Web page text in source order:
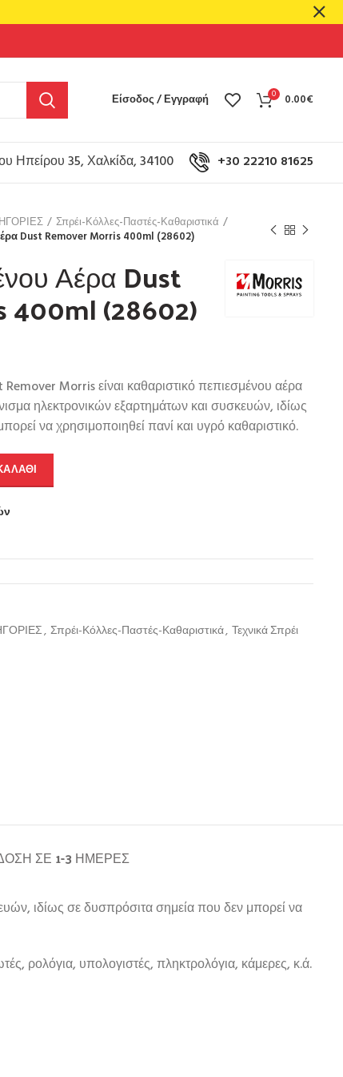
Είσοδος / Εγγραφή 0 0.00€
Ηπείρου 35, Χαλκίδα, 34100 +30 22210 81625
Σπρέι-Κόλλες-Παστές-Καθαριστικά
Dust Remover Morris 400ml (28602)
Αέρα Dust
400ml (28602)
Morris είναι καθαριστικό πεπιεσμένου αέρα
ηλεκτρονικών εξαρτημάτων και συσκευών, ιδίως
να χρησιμοποιηθεί πανί και υγρό καθαριστικό.
, Σπρέι-Κόλλες-Παστές-Καθαριστικά, Τεχνικά Σπρέι
ΣΕ 1-3 ΗΜΈΡΕΣ
ιδίως σε δυσπρόσιτα σημεία που δεν μπορεί να
ρολόγια, υπολογιστές, πληκτρολόγια, κάμερες, κ.ά.